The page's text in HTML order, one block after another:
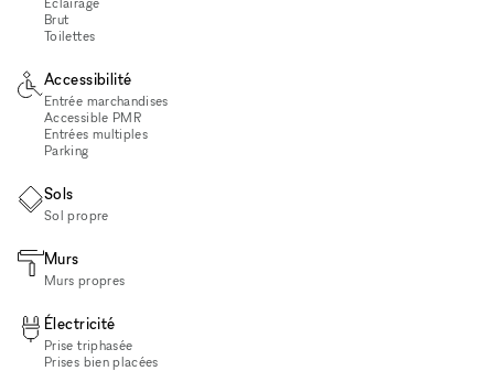
Brut
Toilettes
Accessibilité
Entrée marchandises
Accessible PMR
Entrées multiples
Parking
Sols
Sol propre
Murs
Murs propres
Électricité
Prise triphasée
Prises bien placées